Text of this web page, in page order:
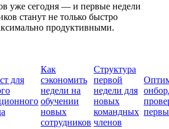
уже сегодня — и первые недели
станут не только быстро
продуктивными.
для
Как
сэкономить
недели на
обучении
новых
сотрудников
Структура
первой
недели для
новых
командных
членов